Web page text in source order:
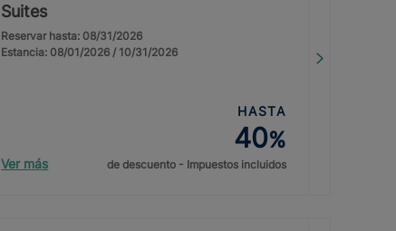
Suites
Reservar hasta: 08/31/2026
Estancia: 08/01/2026 / 10/31/2026
Ver más
HASTA
40%
de descuento - Impuestos incluidos